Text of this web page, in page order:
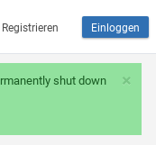
Registrieren Einloggen
×
shut down